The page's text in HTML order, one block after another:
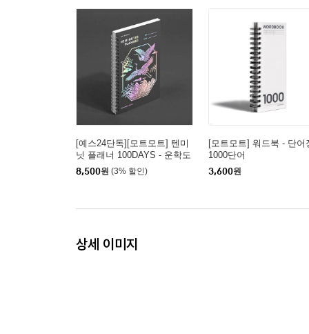
[예스24단독][모트모트] 텐미
닛 플래너 100DAYS - 운학도
8,500원 (3% 할인)
[모트모트] 워드북 - 단어
1000단어
3,600원
상세 이미지